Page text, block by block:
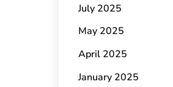
July 2025
May 2025
April 2025
January 2025